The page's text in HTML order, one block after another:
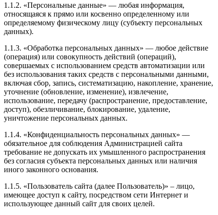
1.1.2. «Персональные данные» — любая информация,
относящаяся к прямо или косвенно определенному или
определяемому физическому лицу (субъекту персональных
данных).
1.1.3. «Обработка персональных данных» — любое действие
(операция) или совокупность действий (операций),
совершаемых с использованием средств автоматизации или
без использования таких средств с персональными данными,
включая сбор, запись, систематизацию, накопление, хранение,
уточнение (обновление, изменение), извлечение,
использование, передачу (распространение, предоставление,
доступ), обезличивание, блокирование, удаление,
уничтожение персональных данных.
1.1.4. «Конфиденциальность персональных данных» —
обязательное для соблюдения Администрацией сайта
требование не допускать их умышленного распространения
без согласия субъекта персональных данных или наличия
иного законного основания.
1.1.5. «Пользователь сайта (далее Пользователь)» – лицо,
имеющее доступ к сайту, посредством сети Интернет и
использующее данный сайт для своих целей.